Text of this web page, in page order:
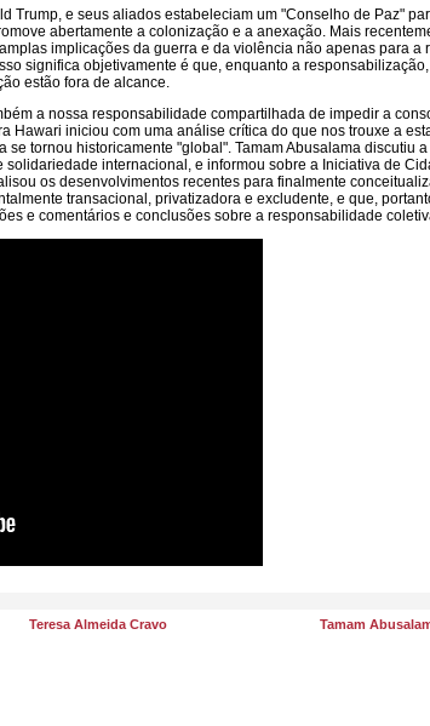
Trump, e seus aliados estabeleciam um "Conselho de Paz"
abertamente a colonização e a anexação. Mais
implicações da guerra e da violência não apenas para a
significa objetivamente é que, enquanto a
estão fora de alcance.
a nossa responsabilidade compartilhada de impedir a
Hawari iniciou com uma análise crítica do que nos trouxe a
tornou historicamente "global". Tamam Abusalama discutiu
internacional, e informou sobre a Iniciativa de
os desenvolvimentos recentes para finalmente
transacional, privatizadora e excludente, e que,
e comentários e conclusões sobre a responsabilidade
Teresa Almeida Cravo Tamam